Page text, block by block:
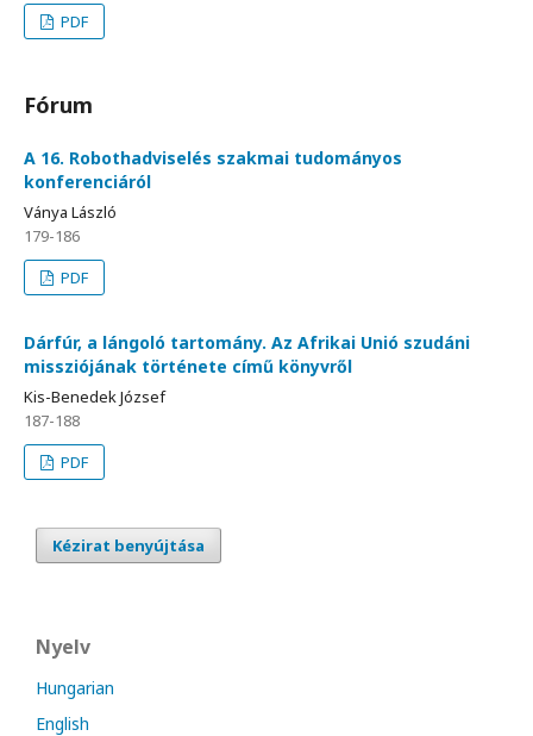
PDF
Fórum
A 16. Robothadviselés szakmai tudományos
konferenciáról
Ványa László
179-186
PDF
Dárfúr, a lángoló tartomány. Az Afrikai Unió szudáni
missziójának története című könyvről
Kis-Benedek József
187-188
PDF
Kézirat benyújtása
Nyelv
Hungarian
English